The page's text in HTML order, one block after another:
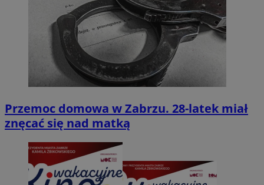
Przemoc domowa w Zabrzu. 28-latek miał
znęcać się nad matką